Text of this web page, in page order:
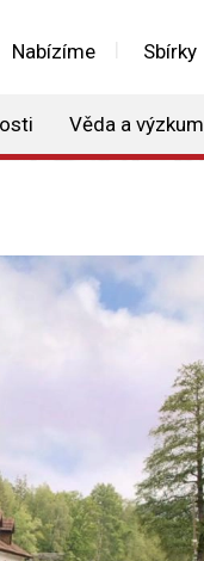
Nabízíme Sbírky
Věda a výzkum